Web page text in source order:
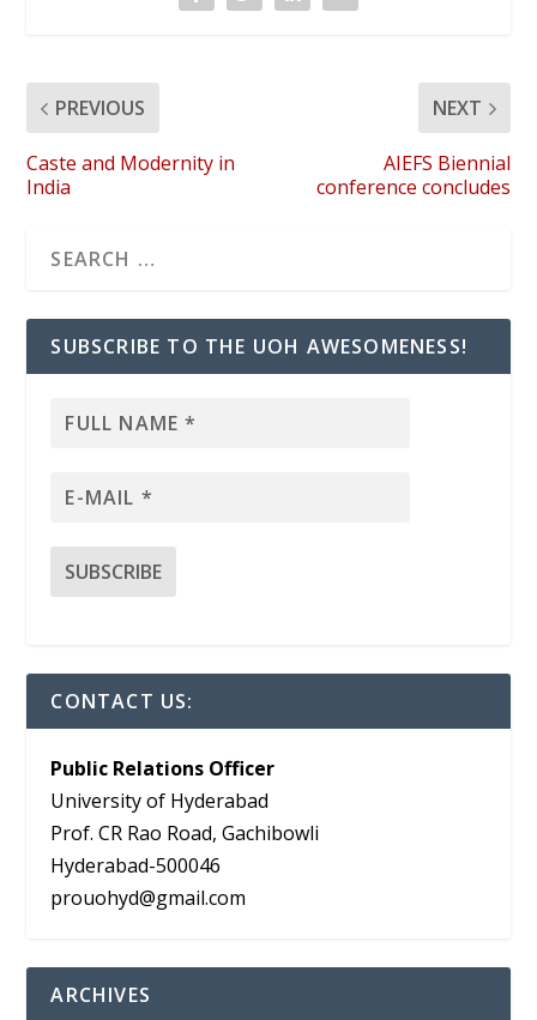
PREVIOUS
Caste and Modernity in
India
NEXT
AIEFS Biennial
conference concludes
SUBSCRIBE TO THE UOH AWESOMENESS!
CONTACT US:
Public Relations Officer
University of Hyderabad
Prof. CR Rao Road, Gachibowli
Hyderabad-500046
prouohyd@gmail.com
ARCHIVES